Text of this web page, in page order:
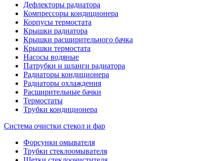
Дефлекторы радиатора
Компрессоры кондиционера
Корпусы термостата
Крышки радиатора
Крышки расширительного бачка
Крышки термостата
Насосы водяные
Патрубки и шланги радиатора
Радиаторы кондиционера
Радиаторы охлаждения
Расширительные бачки
Термостаты
Трубки кондиционера
Система очистки стекол и фар
Форсунки омывателя
Трубки стеклоомывателя